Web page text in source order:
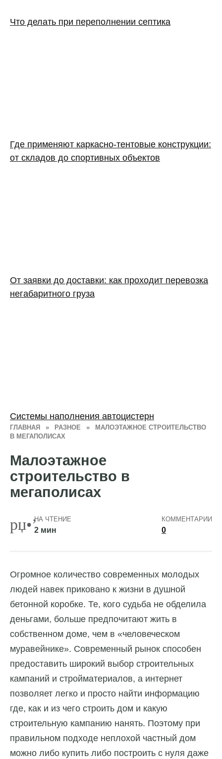
ГЛАВНАЯ » РАЗНОЕ »
МАЛОЭТАЖНОЕ СТРОИТЕЛЬСТВО
В МЕГАПОЛИСАХ
Малоэтажное
строительство в
мегаполисах
НА ЧТЕНИЕ
2 мин
КОММЕНТАРИИ
0
Огромное количество современных молодых
людей навек приковано к жизни в душной
бетонной коробке. Те, кого судьба не обделила
деньгами, больше предпочитают жить в
собственном доме, чем в «человеческом
муравейнике». Современный рынок способен
предоставить широкий выбор строительных
кампаний и стройматериалов, а интернет
позволяет легко и просто найти информацию
где, как и из чего строить дом и какую
строительную кампанию нанять. Поэтому при
правильном подходе неплохой частный дом
можно либо купить либо построить с нуля даже
Что делать при переполнении септика
Где применяют каркасно‑тентовые конструкции:
от складов до спортивных объектов
От заявки до доставки: как проходит перевозка
негабаритного груза
Системы наполнения автоцистерн